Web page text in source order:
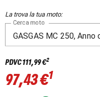
La trova la tua moto:
Cerca moto
PDVC111,99 €2
97,43 €1